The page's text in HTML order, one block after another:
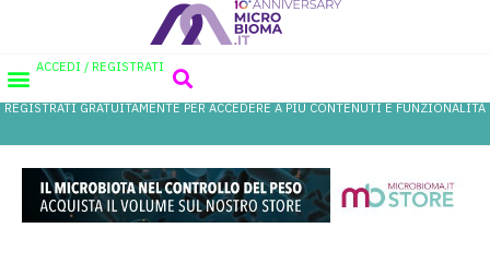
ACCEDI / REGISTRATI
REGISTRATI GRATUITAMENTE PER ACCEDERE A PIÙ CONTENUTI E FUNZIONALITÀ